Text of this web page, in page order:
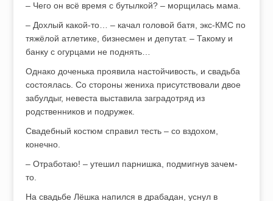
– Чего он всё время с бутылкой? – морщилась мама.
– Дохлый какой-то… – качал головой батя, экс-КМС по
тяжёлой атлетике, бизнесмен и депутат. – Такому и
банку с огурцами не поднять…
Однако доченька проявила настойчивость, и свадьба
состоялась. Со стороны жениха присутствовали двое
забулдыг, невеста выставила заградотряд из
родственников и подружек.
Свадебный костюм справил тесть – со вздохом,
конечно.
– Отработаю! – утешил парнишка, подмигнув зачем-
то.
На свадьбе Лёшка напился в драбадан, уснул в